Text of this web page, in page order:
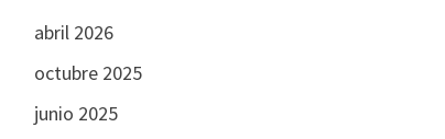
abril 2026
octubre 2025
junio 2025